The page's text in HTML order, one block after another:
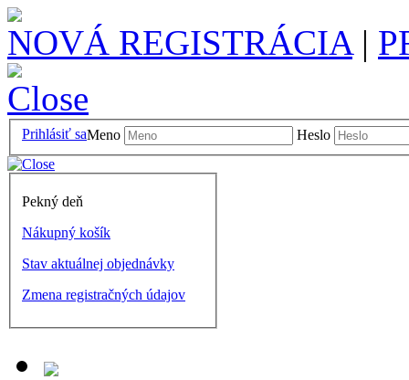
NOVÁ REGISTRÁCIA|
Meno Heslo
Prihlásiť sa
Pekný deň
Nákupný košík
Stav aktuálnej objednávky
Zmena registračných údajov